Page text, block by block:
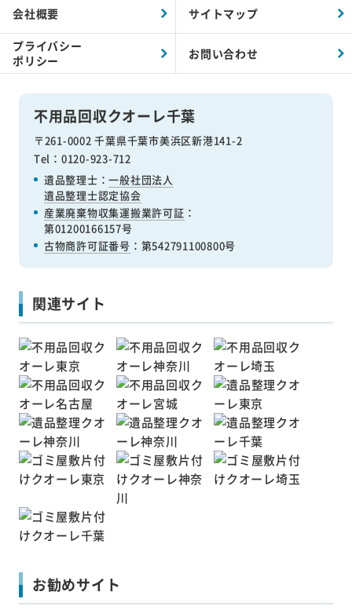
不用品回収クオーレ千葉
〒261-0002 千葉県千葉市美浜区新港141-2
Tel：0120-923-712
遺品整理士：一般社団法人
遺品整理士認定協会
産業廃棄物収集運搬業許可証 ：
第01200166157号
古物商許可証番号 ：第542791100800号
会社概要 サイトマップ
プライバシー
ポリシー
お問い合わせ
関連サイト
お勧めサイト